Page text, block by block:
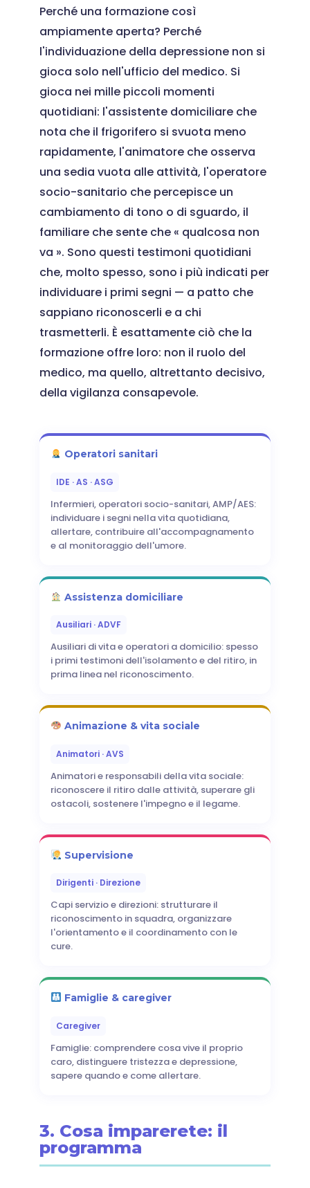
Perché una formazione così
ampiamente aperta? Perché
l'individuazione della depressione non si
gioca solo nell'ufficio del medico. Si
gioca nei mille piccoli momenti
quotidiani: l'assistente domiciliare che
nota che il frigorifero si svuota meno
rapidamente, l'animatore che osserva
una sedia vuota alle attività, l'operatore
socio-sanitario che percepisce un
cambiamento di tono o di sguardo, il
familiare che sente che « qualcosa non
va ». Sono questi testimoni quotidiani
che, molto spesso, sono i più indicati per
individuare i primi segni — a patto che
sappiano riconoscerli e a chi
trasmetterli. È esattamente ciò che la
formazione offre loro: non il ruolo del
medico, ma quello, altrettanto decisivo,
della vigilanza consapevole.
Operatori sanitari
IDE · AS · ASG
Infermieri, operatori socio-sanitari, AMP/AES:
individuare i segni nella vita quotidiana,
allertare, contribuire all'accompagnamento
e al monitoraggio dell'umore.
Assistenza domiciliare
Ausiliari · ADVF
Ausiliari di vita e operatori a domicilio: spesso
i primi testimoni dell'isolamento e del ritiro, in
prima linea nel riconoscimento.
Animazione & vita sociale
Animatori · AVS
Animatori e responsabili della vita sociale:
riconoscere il ritiro dalle attività, superare gli
ostacoli, sostenere l'impegno e il legame.
Supervisione
Dirigenti · Direzione
Capi servizio e direzioni: strutturare il
riconoscimento in squadra, organizzare
l'orientamento e il coordinamento con le
cure.
Famiglie & caregiver
Caregiver
Famiglie: comprendere cosa vive il proprio
caro, distinguere tristezza e depressione,
sapere quando e come allertare.
3. Cosa imparerete: il
programma